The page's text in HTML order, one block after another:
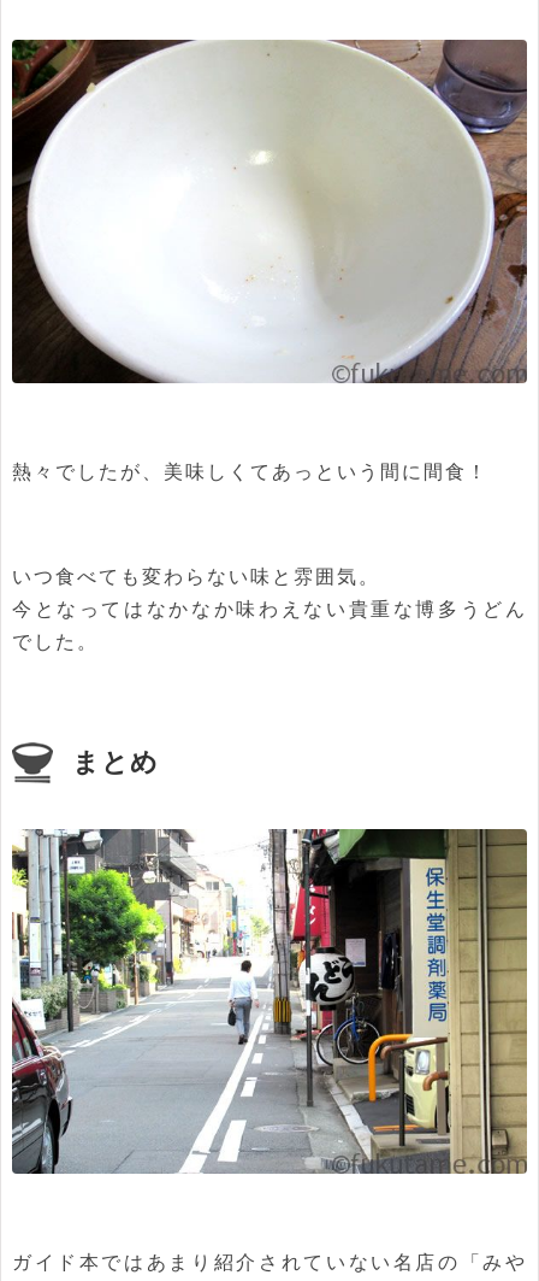
熱々でしたが、美味しくてあっという間に間食！
いつ食べても変わらない味と雰囲気。
今となってはなかなか味わえない貴重な博多うどん
でした。
まとめ
ガイド本ではあまり紹介されていない名店の「みや